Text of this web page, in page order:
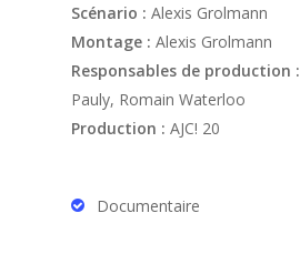
Scénario : Alexis Grolmann
Montage : Alexis Grolmann
Responsables de production :
Pauly, Romain Waterloo
Production : AJC! 20
Documentaire